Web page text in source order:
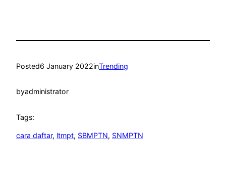
Posted6 January 2022inTrending
byadministrator
Tags:
cara daftar, ltmpt, SBMPTN, SNMPTN